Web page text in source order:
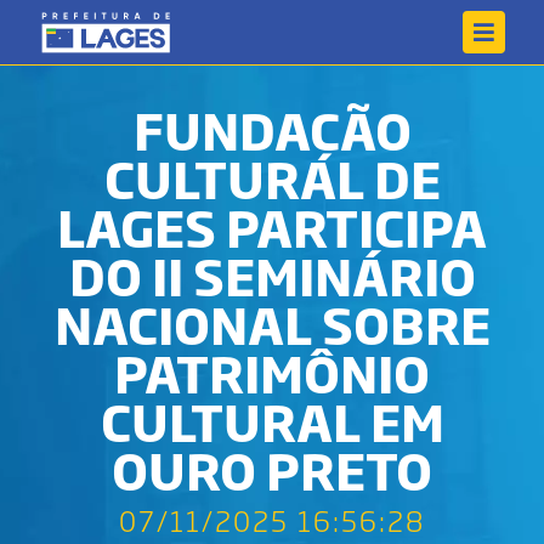
FUNDAÇÃO
CULTURAL DE
LAGES PARTICIPA
DO II SEMINÁRIO
NACIONAL SOBRE
PATRIMÔNIO
CULTURAL EM
OURO PRETO
07/11/2025 16:56:28